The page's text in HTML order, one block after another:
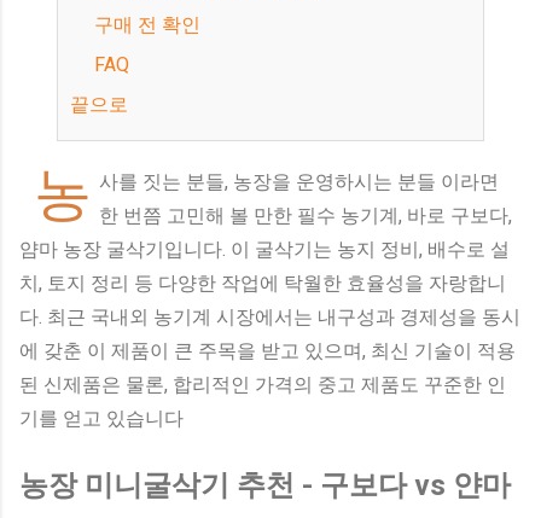
구매 전 확인
FAQ
끝으로
농 사를 짓는 분들, 농장을 운영하시는 분들 이라면
한 번쯤 고민해 볼 만한 필수 농기계, 바로 구보다,
얌마 농장 굴삭기입니다. 이 굴삭기는 농지 정비, 배수로 설
치, 토지 정리 등 다양한 작업에 탁월한 효율성을 자랑합니
다. 최근 국내외 농기계 시장에서는 내구성과 경제성을 동시
에 갖춘 이 제품이 큰 주목을 받고 있으며, 최신 기술이 적용
된 신제품은 물론, 합리적인 가격의 중고 제품도 꾸준한 인
기를 얻고 있습니다
농장 미니굴삭기 추천 - 구보다 vs 얀마